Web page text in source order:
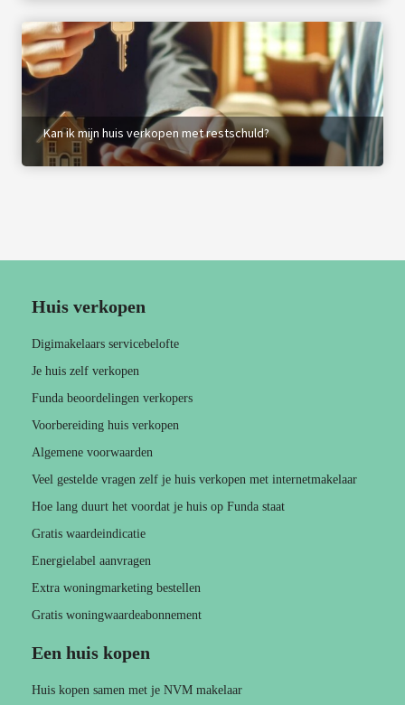
Kan ik mijn huis verkopen met restschuld?
Huis verkopen
Digimakelaars servicebelofte
Je huis zelf verkopen
Funda beoordelingen verkopers
Voorbereiding huis verkopen
Algemene voorwaarden
Veel gestelde vragen zelf je huis verkopen met internetmakelaar
Hoe lang duurt het voordat je huis op Funda staat
Gratis waardeindicatie
Energielabel aanvragen
Extra woningmarketing bestellen
Gratis woningwaardeabonnement
Een huis kopen
Huis kopen samen met je NVM makelaar